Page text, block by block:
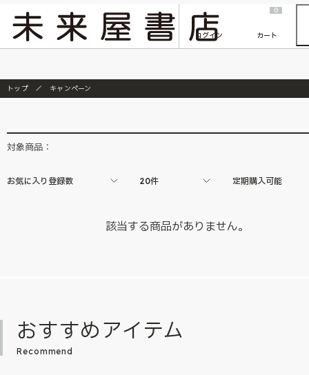
『ONE PIECE magazine 021 ONE PIECEカード付き同梱版』発売延期のご案内
ログイン
0
カート
トップ キャンペーン
対象商品：
お気に入り登録数 20件 定期購入可能
該当する商品がありません。
おすすめアイテム
Recommend